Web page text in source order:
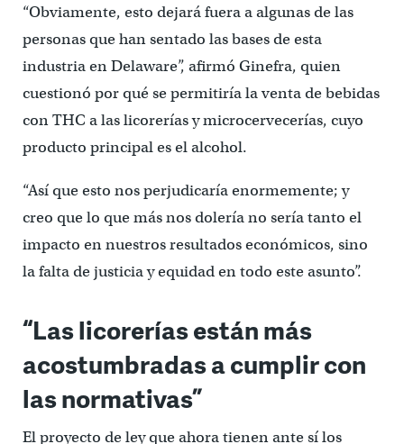
“Obviamente, esto dejará fuera a algunas de las
personas que han sentado las bases de esta
industria en Delaware”, afirmó Ginefra, quien
cuestionó por qué se permitiría la venta de bebidas
con THC a las licorerías y microcervecerías, cuyo
producto principal es el alcohol.
“Así que esto nos perjudicaría enormemente; y
creo que lo que más nos dolería no sería tanto el
impacto en nuestros resultados económicos, sino
la falta de justicia y equidad en todo este asunto”.
“Las licorerías están más
acostumbradas a cumplir con
las normativas”
El proyecto de ley que ahora tienen ante sí los